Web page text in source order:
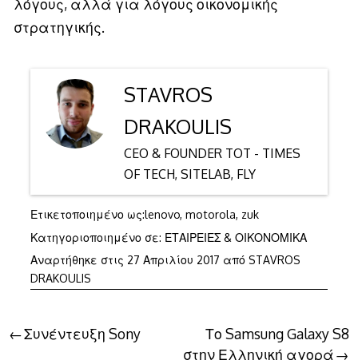
λόγους, αλλά για λόγους οικονομικής
στρατηγικής.
STAVROS
DRAKOULIS
CEO & FOUNDER TOT - TIMES
OF TECH, SITELAB, FLY
Ετικετοποιημένο ως:lenovo, motorola, zuk
Κατηγοριοποιημένο σε: ΕΤΑΙΡΕΙΕΣ & ΟΙΚΟΝΟΜΙΚΑ
Αναρτήθηκε στις 27 Απριλίου 2017 από STAVROS
DRAKOULIS
Πλοήγηση
Συνέντευξη Sony
Το Samsung Galaxy S8
στην Ελληνική αγορά